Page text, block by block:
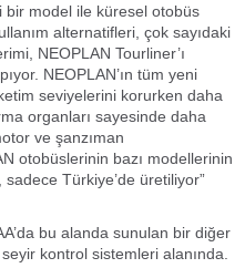
bir model ile küresel otobüs
alternatifleri, çok sayıdaki
NEOPLAN Tourliner’ı
NEOPLAN’ın tüm yeni
seviyelerini korurken daha
organları sayesinde daha
ve şanzıman
otobüslerinin bazı modellerinin
Türkiye’de üretiliyor”
bu alanda sunulan bir diğer
kontrol sistemleri alanında.